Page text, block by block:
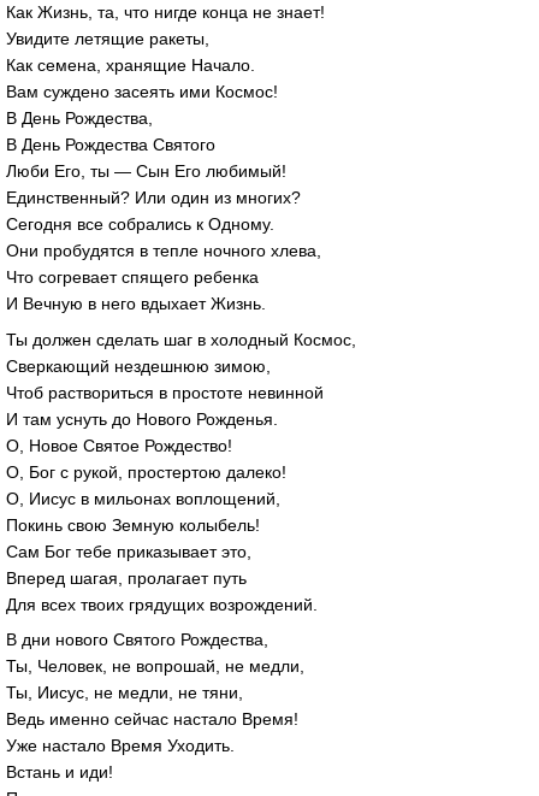
Как Жизнь, та, что нигде конца не знает!
Увидите летящие ракеты,
Как семена, хранящие Начало.
Вам суждено засеять ими Космос!
В День Рождества,
В День Рождества Святого
Люби Его, ты — Сын Его любимый!
Единственный? Или один из многих?
Сегодня все собрались к Одному.
Они пробудятся в тепле ночного хлева,
Что согревает спящего ребенка
И Вечную в него вдыхает Жизнь.
Ты должен сделать шаг в холодный Космос,
Сверкающий нездешнюю зимою,
Чтоб раствориться в простоте невинной
И там уснуть до Нового Рожденья.
О, Новое Святое Рождество!
О, Бог с рукой, простертою далеко!
О, Иисус в мильонах воплощений,
Покинь свою Земную колыбель!
Сам Бог тебе приказывает это,
Вперед шагая, пролагает путь
Для всех твоих грядущих возрождений.
В дни нового Святого Рождества,
Ты, Человек, не вопрошай, не медли,
Ты, Иисус, не медли, не тяни,
Ведь именно сейчас настало Время!
Уже настало Время Уходить.
Встань и иди!